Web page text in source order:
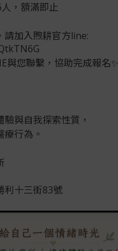
，額滿即止
請加入煦耕官方line:
與您聯繫，協助完成報名✨
與自我探索性質，
療行為。
利十三街83號